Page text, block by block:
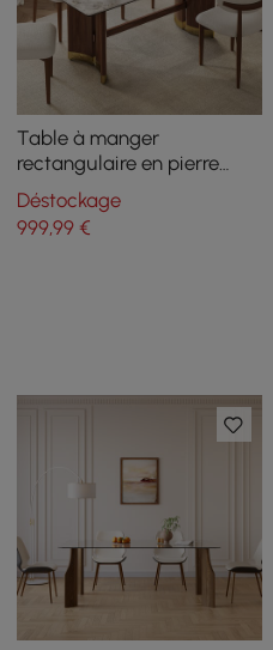
Table à manger
rectangulaire en pierre
frittée de 1800 mm avec
double piédestal pouvant
accueillir 6 à 8 personnes
Déstockage
999,99 €